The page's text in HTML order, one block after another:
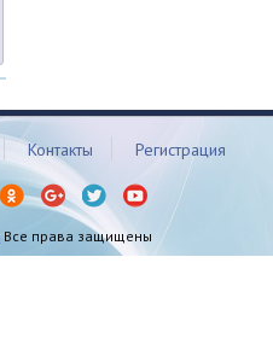
Контакты Регистрация
Все права защищены